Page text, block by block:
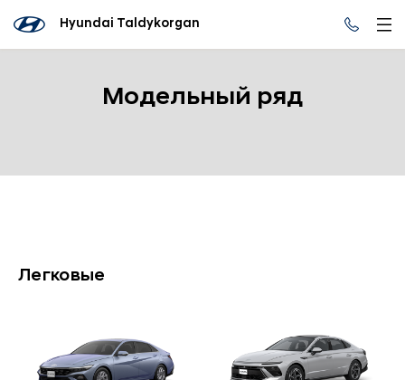
Hyundai Taldykorgan
Модельный ряд
Легковые